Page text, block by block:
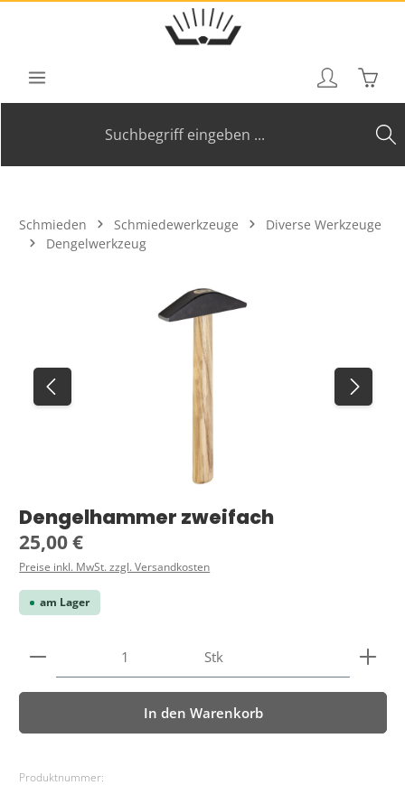
Zum Hauptinhalt springen
Schmieden Schmiedewerkzeuge
Diverse Werkzeuge
Dengelwerkzeug
Bildergalerie überspringen
Dengelhammer zweifach
Regulärer Preis:
25,00 €
Preise inkl. MwSt. zzgl. Versandkosten
am Lager
Produkt Anzahl: Gib den gewünschten Wert ein
Stk
In den Warenkorb
Produktnummer: